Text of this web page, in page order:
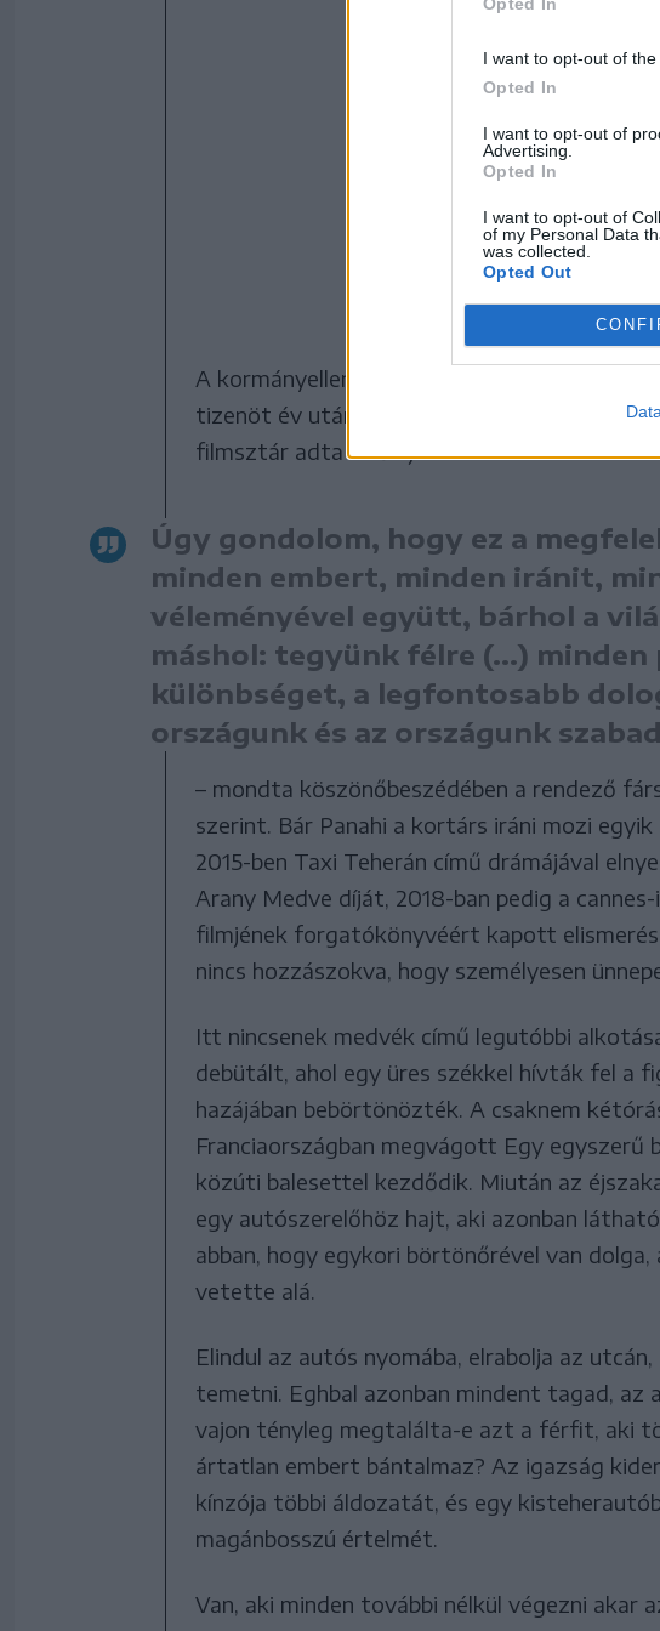
I want to opt-out of
Opted In
I want to opt-out of
Advertising.
Opted In
I want to opt-out of
of my Personal Data
was collected.
Opted Out
A kormányellenes propaganda miatt a
tizenöt év után először jelent meg
filmsztár adta a fődíjat.
Úgy gondolom, hogy ez a
minden embert, minden iránit,
véleményével együtt, bárhol a
máshol: tegyünk félre (…)
különbséget, a legfontosabb
országunk és az országunk
– mondta köszönőbeszédében a rendező
szerint. Bár Panahi a kortárs iráni mozi
2015-ben Taxi Teherán című drámájával
Arany Medve díját, 2018-ban pedig a
filmjének forgatókönyvéért kapott
nincs hozzászokva, hogy személyesen
Itt nincsenek medvék című legutóbbi
debütált, ahol egy üres székkel hívták fel a
hazájában bebörtönözték. A csaknem
Franciaországban megvágott Egy egyszerű
közúti balesettel kezdődik. Miután az
egy autószerelőhöz hajt, aki azonban
abban, hogy egykori börtönőrével van
vetette alá.
Elindul az autós nyomába, elrabolja az
temetni. Eghbal azonban mindent tagad,
vajon tényleg megtalálta-e azt a férfit, aki
ártatlan embert bántalmaz? Az igazság
kínzója többi áldozatát, és egy
magánbosszú értelmét.
Van, aki minden további nélkül végezni akar